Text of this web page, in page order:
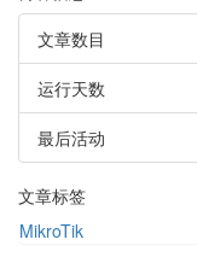
文章数目
运行天数
最后活动
文章标签
MikroTik